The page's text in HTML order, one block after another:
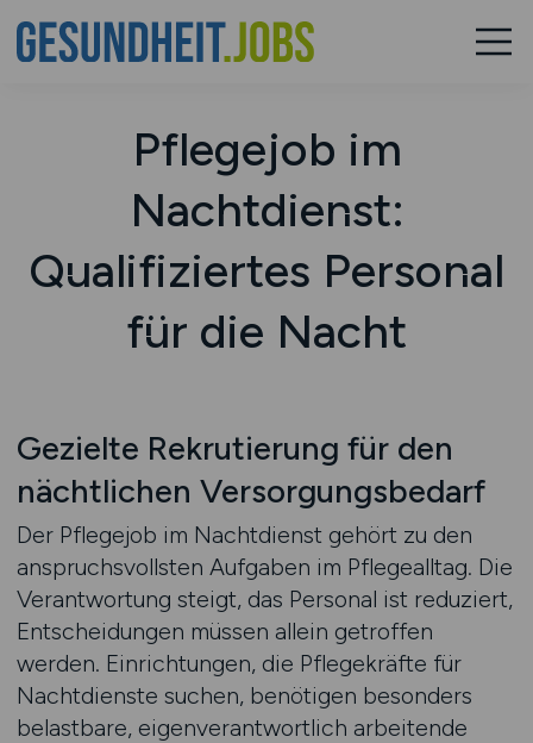
Pflegejob im
Nachtdienst:
Qualifiziertes Personal
für die Nacht
Gezielte Rekrutierung für den
nächtlichen Versorgungsbedarf
Der Pflegejob im Nachtdienst gehört zu den
anspruchsvollsten Aufgaben im Pflegealltag. Die
Verantwortung steigt, das Personal ist reduziert,
Entscheidungen müssen allein getroffen
werden. Einrichtungen, die Pflegekräfte für
Nachtdienste suchen, benötigen besonders
belastbare, eigenverantwortlich arbeitende